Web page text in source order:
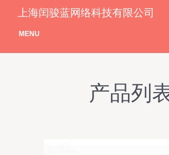
上海闰骏蓝网络科技有限公司
MENU
产品列